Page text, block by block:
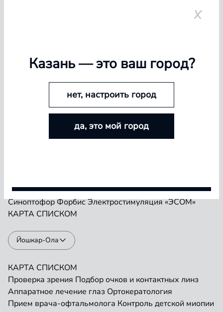
салонов в Казани и Республике Татарстан, Самаре,
Аппаратное лечение глаз Ортокератология
Прием врача-офтальмологаКонтроль детской миопии
Магнитотерапия «АМО-АТОС»Макулотестер
СиноптофорФорбисЭлектростимуляция «ЭСОМ»
КАРТА СПИСКОМ
Йошкар-Ола
КАРТА СПИСКОМ
Проверка зрения Подбор очков и контактных линз
Аппаратное лечение глаз Ортокератология
Прием врача-офтальмолога Контроль детской миопии
БОЛЬШЕ ЛИНЗ — БОЛЬШЕ СКИДКА
Покупайте контактные линзы Airway и увеличивайте
размер скидки — от 5% до 15%
Казань— это ваш город?
нет, настроить город
да, это мой город